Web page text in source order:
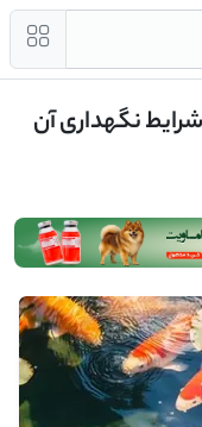
شرایط نگهداری آن